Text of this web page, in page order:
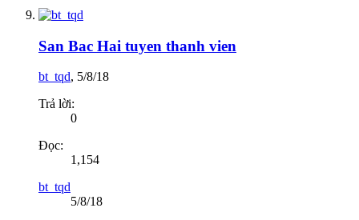
San Bac Hai tuyen thanh vien
bt_tqd, 5/8/18
Trả lời:
0
Đọc:
1,154
bt_tqd
5/8/18